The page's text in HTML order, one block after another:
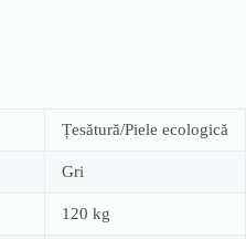
Țesătură/Piele ecologică
Gri
120 kg